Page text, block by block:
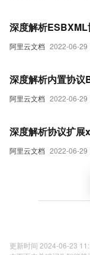
阿里云文档 2022-06-29
深度解析
阿里云文档 2022-06-29
深度解析内置协议
阿里云文档 2022-06-29
深度解析协议扩
更新时间 2024-06-23